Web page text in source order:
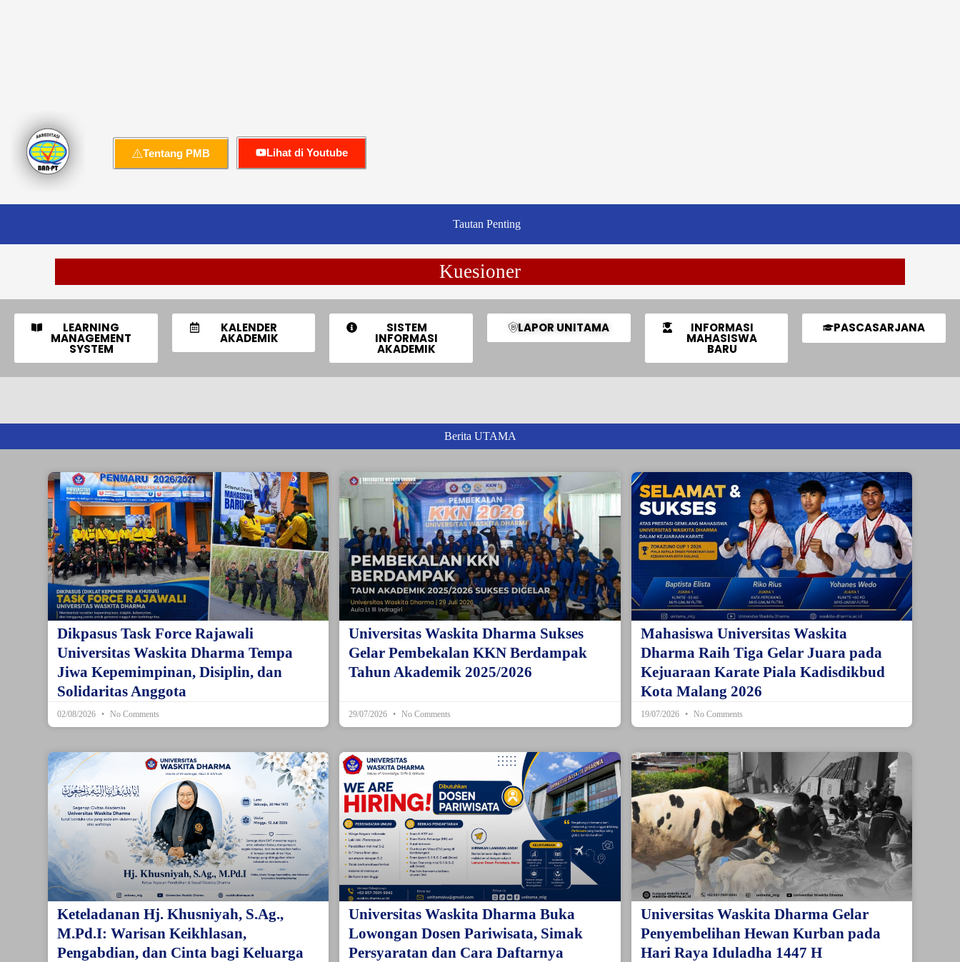
Tentang PMB Lihat di Youtube
Tautan Penting
Kuesioner
LEARNING
MANAGEMENT
SYSTEM
KALENDER
AKADEMIK
SISTEM
INFORMASI
AKADEMIK
LAPOR UNITAMA INFORMASI
MAHASISWA
BARU
PASCASARJANA
Berita UTAMA
Dikpasus Task Force Rajawali
Universitas Waskita Dharma Tempa
Jiwa Kepemimpinan, Disiplin, dan
Solidaritas Anggota
02/08/2026 No Comments
Universitas Waskita Dharma Sukses
Gelar Pembekalan KKN Berdampak
Tahun Akademik 2025/2026
29/07/2026 No Comments
Mahasiswa Universitas Waskita
Dharma Raih Tiga Gelar Juara pada
Kejuaraan Karate Piala Kadisdikbud
Kota Malang 2026
19/07/2026 No Comments
Keteladanan Hj. Khusniyah, S.Ag.,
M.Pd.I: Warisan Keikhlasan,
Pengabdian, dan Cinta bagi Keluarga
Universitas Waskita Dharma Buka
Lowongan Dosen Pariwisata, Simak
Persyaratan dan Cara Daftarnya
Universitas Waskita Dharma Gelar
Penyembelihan Hewan Kurban pada
Hari Raya Iduladha 1447 H